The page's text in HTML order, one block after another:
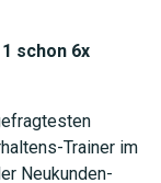
schon 6x
Trainer im
Neukunden-